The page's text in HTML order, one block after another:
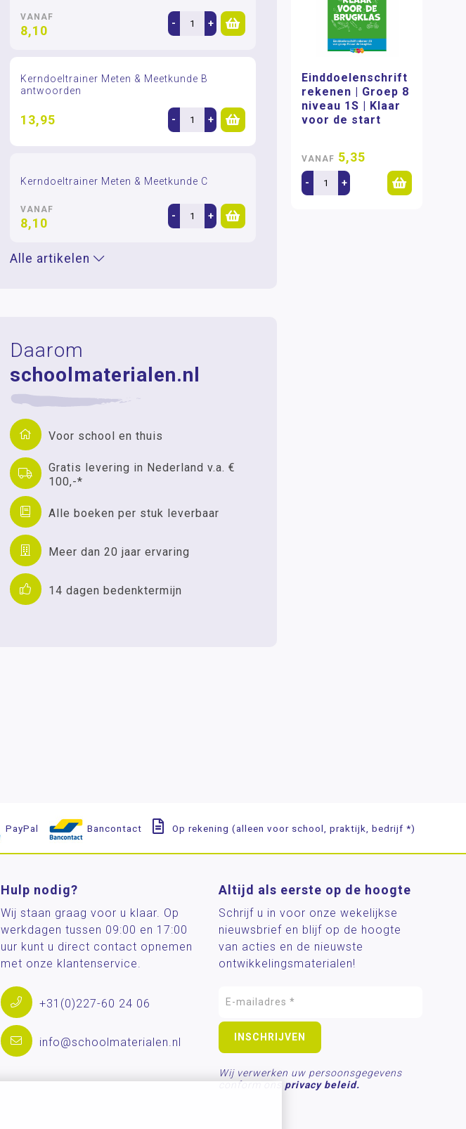
VANAF
8,10 - +
Kerndoeltrainer Meten & Meetkunde B
antwoorden
13,95 - +
Kerndoeltrainer Meten & Meetkunde C
VANAF
8,10 - +
Alle artikelen
Daarom
schoolmaterialen.nl
Voor school en thuis
Gratis levering in Nederland v.a. €
100,-*
Alle boeken per stuk leverbaar
Meer dan 20 jaar ervaring
14 dagen bedenktermijn
Einddoelenschrift
rekenen | Groep 8
niveau 1S | Klaar
voor de start
VANAF 5,35
- +
PayPal Bancontact Op rekening (alleen voor school, praktijk, bedrijf *)
Hulp nodig?
Wij staan graag voor u klaar. Op
werkdagen tussen 09:00 en 17:00
uur kunt u direct contact opnemen
met onze klantenservice.
+31(0)227-60 24 06
info@schoolmaterialen.nl
Altijd als eerste op de hoogte
Schrijf u in voor onze wekelijkse
nieuwsbrief en blijf op de hoogte
van acties en de nieuwste
ontwikkelingsmaterialen!
Wij verwerken uw persoonsgegevens
conform ons privacy beleid.